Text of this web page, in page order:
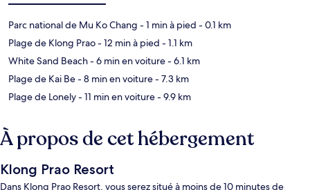
Parc national de Mu Ko Chang - 1 min à pied - 0.1 km
Plage de Klong Prao- 12 min à pied - 1.1 km
White Sand Beach- 6 min en voiture- 6.1 km
Plage de Kai Be- 8 min en voiture- 7.3 km
Plage de Lonely- 11 min en voiture- 9.9 km
À propos de cet hébergement
Klong Prao Resort
Dans Klong Prao Resort, vous serez situé à moins de 10 minutes de